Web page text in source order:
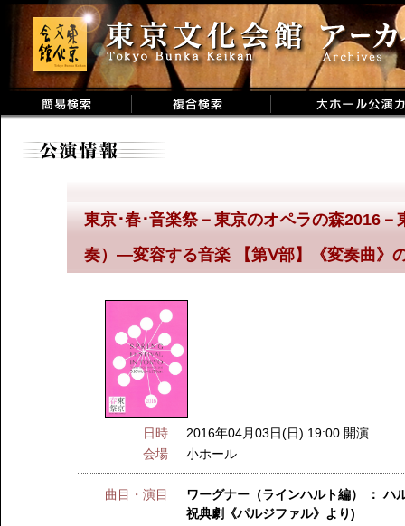
東京･春･音楽祭－東京のオペラの森2016
奏）―変容する音楽 【第Ⅴ部】《変奏曲》
日時
2016年04月03日(日) 19:00 開演
会場
小ホール
曲目・演目
ワーグナー（ラインハルト編） ： ハ
祝典劇《パルジファル》より)